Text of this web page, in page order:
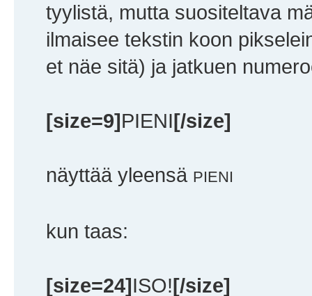
tyylistä, mutta suositeltava
ilmaisee tekstin koon
et näe sitä) ja jatkuen
[size=9]PIENI[/size]
näyttää yleensä PIENI
kun taas:
[size=24]ISO![/size]